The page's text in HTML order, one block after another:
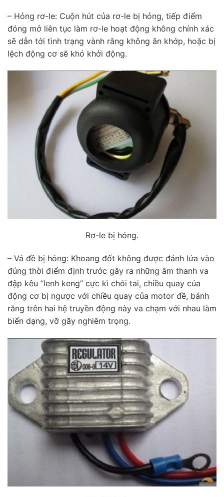
– Hỏng rơ-le: Cuộn hút của rơ-le bị hỏng, tiếp điểm
đóng mở liên tục làm rơ-le hoạt động không chính xác
sẽ dẫn tới tình trạng vành răng không ăn khớp, hoặc bị
lệch động cơ sẽ khó khởi động.
Rơ-le bị hỏng.
– Vả đề bị hỏng: Khoang đốt không được đánh lửa vào
đúng thời điểm định trước gây ra những âm thanh va
đập kêu “lenh keng” cực kì chói tai, chiều quay của
động cơ bị ngược với chiều quay của motor đề, bánh
răng trên hai hệ truyền động này va chạm với nhau làm
biến dạng, vỡ gãy nghiêm trọng.